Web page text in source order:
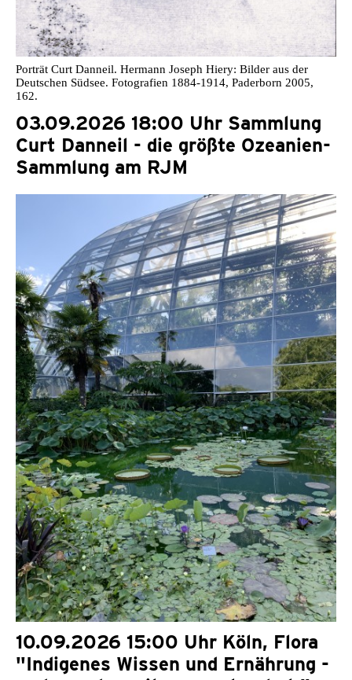
Porträt Curt Danneil. Hermann Joseph Hiery: Bilder aus der
Deutschen Südsee. Fotografien 1884-1914, Paderborn 2005,
162.
03.09.2026 18:00 Uhr Sammlung
Curt Danneil - die größte Ozeanien-
Sammlung am RJM
10.09.2026 15:00 Uhr Köln, Flora
"Indigenes Wissen und Ernährung -